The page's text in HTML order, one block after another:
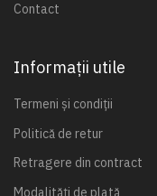
Contact
Informații utile
Termeni și condiții
Politică de retur
Retragere din contract
Modalități de plată